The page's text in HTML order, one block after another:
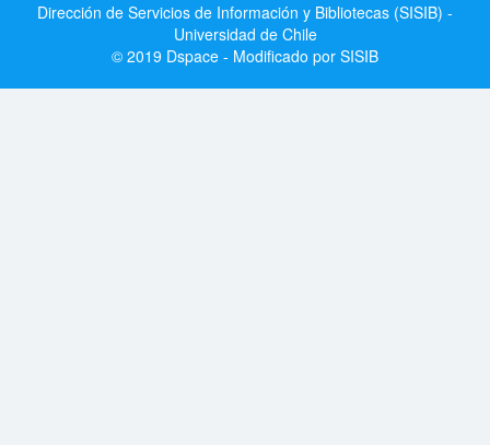
Dirección de Servicios de Información y Bibliotecas (SISIB) -
Universidad de Chile
© 2019 Dspace - Modificado por SISIB